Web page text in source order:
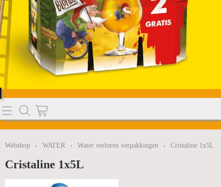
Home
Info
Webshop › WATER › Water verloren verpakkingen › Cristaline 1x5L
Cristaline 1x5L